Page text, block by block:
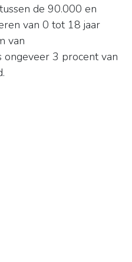
de 90.000 en
van 0 tot 18 jaar
van
ongeveer 3 procent van